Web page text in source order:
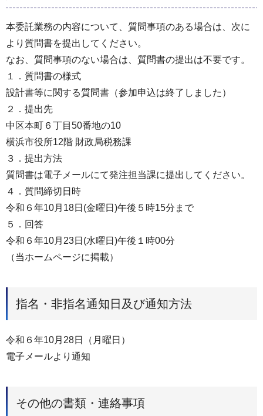
本委託業務の内容について、質問事項のある場合は、次に
より質問書を提出してください。
なお、質問事項のない場合は、質問書の提出は不要です。
１．質問書の様式
設計書等に関する質問書（参加申込は終了しました）
２．提出先
中区本町６丁目50番地の10
横浜市役所12階 財政局税務課
３．提出⽅法
質問書は電子メールにて発注担当課に提出してください。
４．質問締切⽇時
令和６年10⽉18⽇(金曜⽇)午後５時15分まで
５．回答
令和６年10⽉23⽇(水曜⽇)午後１時00分
（当ホームページに掲載）
指名・非指名通知日及び通知方法
令和６年10月28日（月曜日）
電子メールより通知
その他の書類・連絡事項